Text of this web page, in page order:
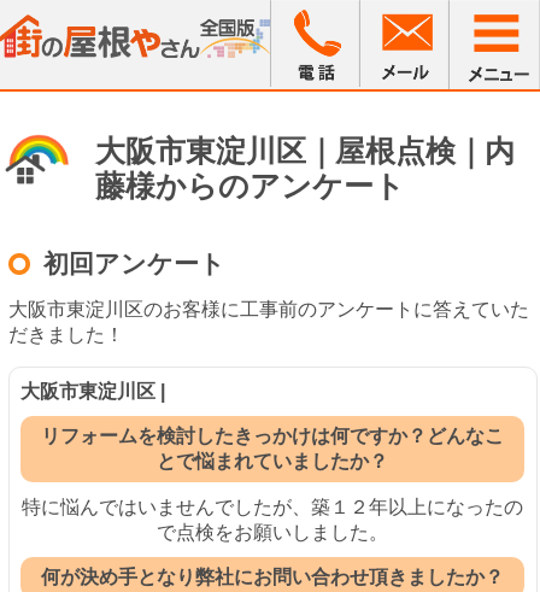
大阪市東淀川区｜屋根点検｜内
藤様からのアンケート
初回アンケート
大阪市東淀川区のお客様に工事前のアンケートに答えていた
だきました！
大阪市東淀川区 |
リフォームを検討したきっかけは何ですか？どんなこ
とで悩まれていましたか？
特に悩んではいませんでしたが、築１２年以上になったの
で点検をお願いしました。
何が決め手となり弊社にお問い合わせ頂きましたか？